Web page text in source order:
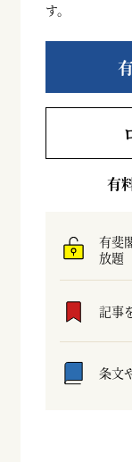
す。
有
有斐
放題
記事
条文